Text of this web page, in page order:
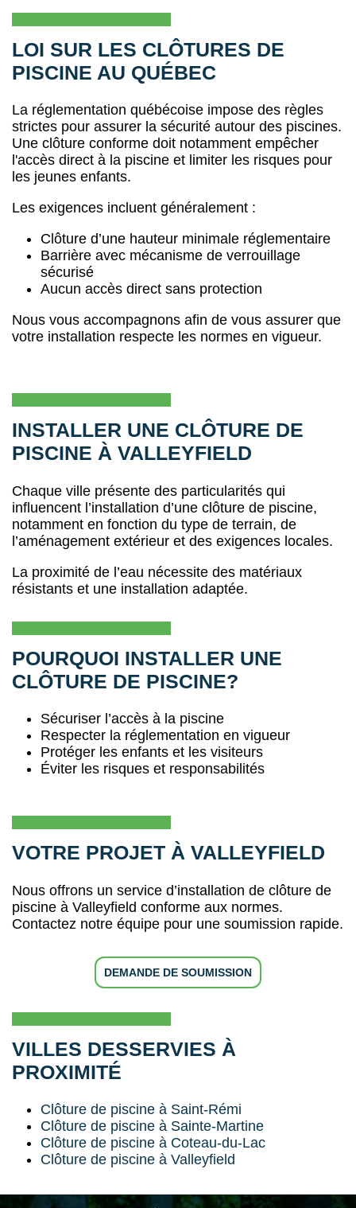
LOI SUR LES CLÔTURES DE
PISCINE AU QUÉBEC
La réglementation québécoise impose des règles
strictes pour assurer la sécurité autour des piscines.
Une clôture conforme doit notamment empêcher
l'accès direct à la piscine et limiter les risques pour
les jeunes enfants.
Les exigences incluent généralement :
Clôture d’une hauteur minimale réglementaire
Barrière avec mécanisme de verrouillage
sécurisé
Aucun accès direct sans protection
Nous vous accompagnons afin de vous assurer que
votre installation respecte les normes en vigueur.
INSTALLER UNE CLÔTURE DE
PISCINE À VALLEYFIELD
Chaque ville présente des particularités qui
influencent l’installation d’une clôture de piscine,
notamment en fonction du type de terrain, de
l’aménagement extérieur et des exigences locales.
La proximité de l’eau nécessite des matériaux
résistants et une installation adaptée.
POURQUOI INSTALLER UNE
CLÔTURE DE PISCINE?
Sécuriser l’accès à la piscine
Respecter la réglementation en vigueur
Protéger les enfants et les visiteurs
Éviter les risques et responsabilités
VOTRE PROJET À VALLEYFIELD
Nous offrons un service d’installation de clôture de
piscine à Valleyfield conforme aux normes.
Contactez notre équipe pour une soumission rapide.
DEMANDE DE SOUMISSION
VILLES DESSERVIES À
PROXIMITÉ
Clôture de piscine à Saint-Rémi
Clôture de piscine à Sainte-Martine
Clôture de piscine à Coteau-du-Lac
Clôture de piscine à Valleyfield